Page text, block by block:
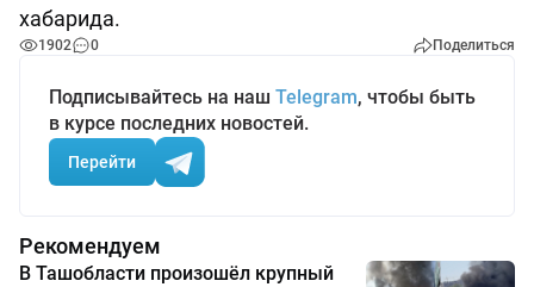
хабарида.
1902 0 Поделиться
Подписывайтесь на наш Telegram, чтобы быть
в курсе последних новостей.
Перейти
Рекомендуем
В Ташобласти произошёл крупный